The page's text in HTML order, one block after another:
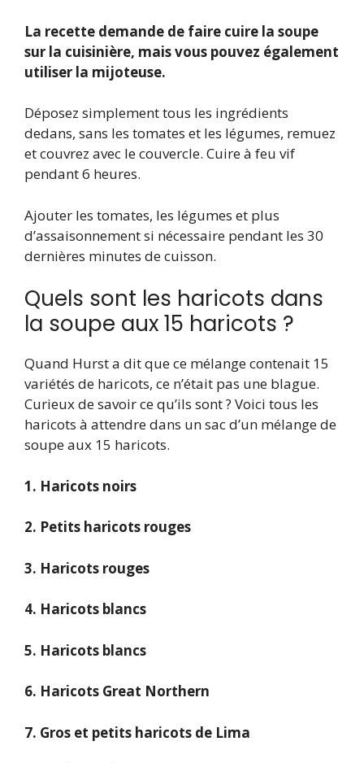
La recette demande de faire cuire la soupe
sur la cuisinière, mais vous pouvez également
utiliser la mijoteuse.
Déposez simplement tous les ingrédients
dedans, sans les tomates et les légumes, remuez
et couvrez avec le couvercle. Cuire à feu vif
pendant 6 heures.
Ajouter les tomates, les légumes et plus
d’assaisonnement si nécessaire pendant les 30
dernières minutes de cuisson.
Quels sont les haricots dans
la soupe aux 15 haricots ?
Quand Hurst a dit que ce mélange contenait 15
variétés de haricots, ce n’était pas une blague.
Curieux de savoir ce qu’ils sont ? Voici tous les
haricots à attendre dans un sac d’un mélange de
soupe aux 15 haricots.
1. Haricots noirs
2. Petits haricots rouges
3. Haricots rouges
4. Haricots blancs
5. Haricots blancs
6. Haricots Great Northern
7. Gros et petits haricots de Lima